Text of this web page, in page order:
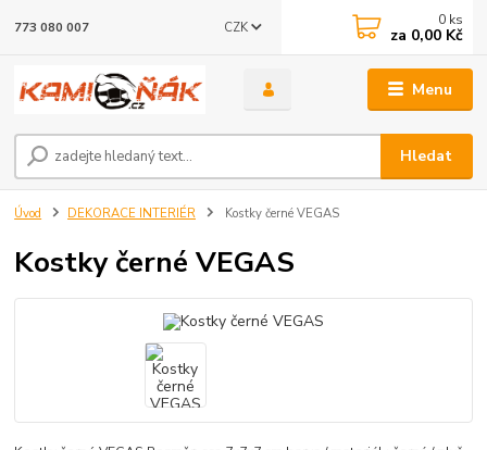
Menu
CZK
Hledat
773 080 007 0 ks
za 0,00 Kč
Úvod DEKORACE INTERIÉR Kostky černé VEGAS
Kostky černé VEGAS